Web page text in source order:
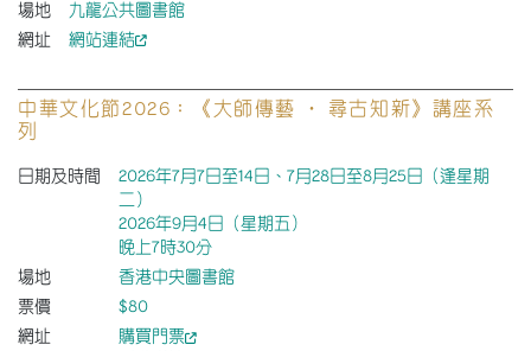
場地
九龍公共圖書館
網址
網站連結
中華文化節2026：《大師傳藝 ‧ 尋古知新》講座系
列
日期及時間
2026年7月7日至14日、7月28日至8月25日（逢星期
二）
2026年9月4日（星期五）
晚上7時30分
場地
香港中央圖書館
票價
$80
網址
購買門票